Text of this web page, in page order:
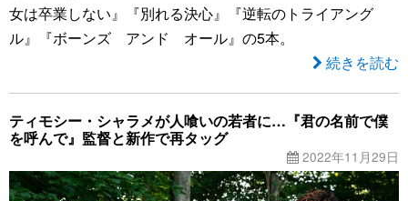
女は卒業しない』『別れる決心』『逆転のトライアング
ル』『ボーンズ アンド オール』の5本。
続きを読む
ティモシー・シャラメが人喰いの若者に…『君の名前で僕
を呼んで』監督と新作で再タッグ
2022年11月29日